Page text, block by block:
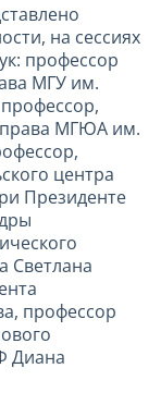
на сессиях
профессор
МГУ им.
права МГЮА им.
центра
Президенте
Светлана
профессор
Диана